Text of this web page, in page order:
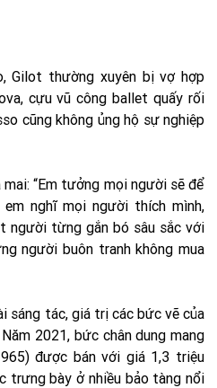
Gilot thường xuyên bị vợ hợp
cựu vũ công ballet quấy rối
cũng không ủng hộ sự nghiệp
“Em tưởng mọi người sẽ để
nghĩ mọi người thích mình,
người từng gắn bó sâu sắc với
người buôn tranh không mua
sáng tác, giá trị các bức vẽ của
2021, bức chân dung mang
được bán với giá 1,3 triệu
trưng bày ở nhiều bảo tàng nổi